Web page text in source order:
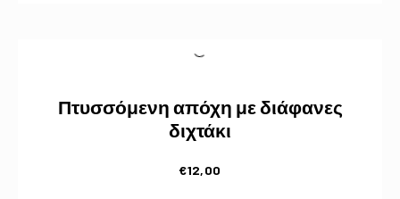
Πτυσσόμενη απόχη με διάφανες
διχτάκι
€12,00